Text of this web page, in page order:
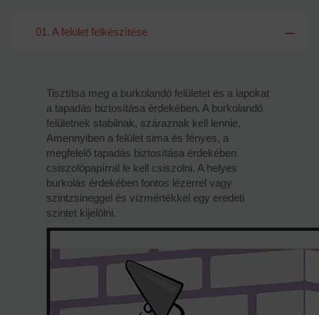
01. A felület felkészítése
Tisztítsa meg a burkolandó felületet és a lapokat
a tapadás biztosítása érdekében. A burkolandó
felületnek stabilnak, száraznak kell lennie,
Amennyiben a felület sima és fényes, a
megfelelő tapadás biztosítása érdekében
csiszolópapírral le kell csiszolni. A helyes
burkolás érdekében fontos lézerrel vagy
szintzsineggel és vízmértékkel egy eredeti
szintet kijelölni.